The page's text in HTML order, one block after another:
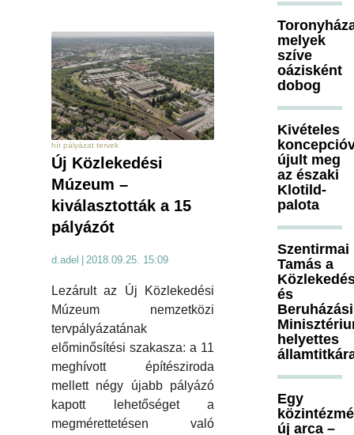
hír pályázat tervek
Új Közlekedési
Múzeum –
kiválasztották a 15
pályázót
d.adel 2018.09.25. 15:09
Lezárult az Új Közlekedési
Múzeum nemzetközi
tervpályázatának
előminősítési szakasza: a 11
meghívott építésziroda
mellett négy újabb pályázó
kapott lehetőséget a
megmérettetésen való
melyek
szíve
oázisként
dobog
Kivételes
újult meg
az északi
Klotild-
palota
Szentirmai
Tamás a
és
Beruházási
helyettes
Egy
új arca –